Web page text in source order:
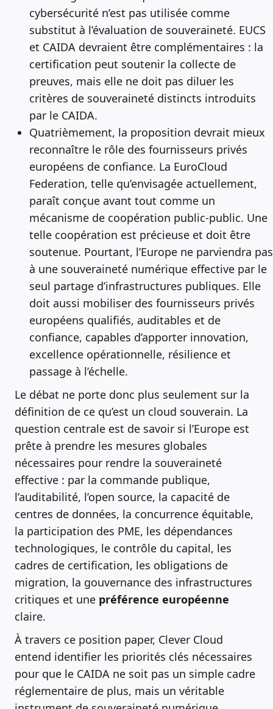
cybersécurité n’est pas utilisée comme
substitut à l’évaluation de souveraineté. EUCS
et CAIDA devraient être complémentaires : la
certification peut soutenir la collecte de
preuves, mais elle ne doit pas diluer les
critères de souveraineté distincts introduits
par le CAIDA.
Quatrièmement, la proposition devrait mieux
reconnaître le rôle des fournisseurs privés
européens de confiance. La EuroCloud
Federation, telle qu’envisagée actuellement,
paraît conçue avant tout comme un
mécanisme de coopération public-public. Une
telle coopération est précieuse et doit être
soutenue. Pourtant, l’Europe ne parviendra pas
à une souveraineté numérique effective par le
seul partage d’infrastructures publiques. Elle
doit aussi mobiliser des fournisseurs privés
européens qualifiés, auditables et de
confiance, capables d’apporter innovation,
excellence opérationnelle, résilience et
passage à l’échelle.
Le débat ne porte donc plus seulement sur la
définition de ce qu’est un cloud souverain. La
question centrale est de savoir si l’Europe est
prête à prendre les mesures globales
nécessaires pour rendre la souveraineté
effective : par la commande publique,
l’auditabilité, l’open source, la capacité de
centres de données, la concurrence équitable,
la participation des PME, les dépendances
technologiques, le contrôle du capital, les
cadres de certification, les obligations de
migration, la gouvernance des infrastructures
critiques et une préférence européenne
claire.
À travers ce position paper, Clever Cloud
entend identifier les priorités clés nécessaires
pour que le CAIDA ne soit pas un simple cadre
réglementaire de plus, mais un véritable